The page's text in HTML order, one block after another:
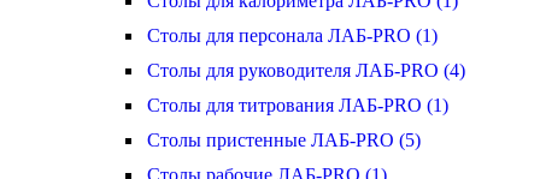
Столы для персонала ЛАБ-PRO (1)
Столы для руководителя ЛАБ-PRO (4)
Столы для титрования ЛАБ-PRO (1)
Столы пристенные ЛАБ-PRO (5)
Столы рабочие ЛАБ-PRO (1)